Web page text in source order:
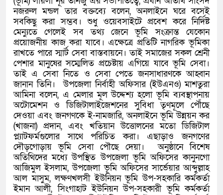
নজরুল মন্ডল তার বক্তব্যে বলেন, অনলাইনে ঘরে বসেই
সবকিছু করা সম্ভব। শুধু ওয়েবসাইটে প্রবেশ করে নির্দিষ্ট
মেন্যুতে গেলেই সব তথ্য জেনে ভূমি সংক্রান্ত যেকোন
প্রয়োজনীয় কাজ করা যাবে। এক্ষেত্রে প্রতিটি নাগরিক ভূমিকা
রাখতে পারে স্মার্ট সেবা বাস্তবায়নে। তাই সমাজের সকল শ্রেনী
পেশার মানুষের সম্মেলিত প্রচেষ্টায় এগিয়ে যাবে ভূমি সেবা।
তাই এ সেবা নিতে ও সেবা পেতে জনসাধারণকে আহ্বান
জানান তিনি। ‎ ‎উপজেলা নির্বাহী অফিসার (ইউএনও) মাশতুরা
আমিনা বলেন, এ মেলার মূল উদ্দেশ্য হলো ভূমি ব্যবস্থাপনায়
অটোমেশন ও ডিজিটালাইজেশনের সুবিধা তৃণমূলে পৌঁছে
দেওয়া এবং জনগণকে ই-নামজারি, অনলাইনে ভূমি উন্নয়ন কর
(খাজনা) প্রদান, এবং খতিয়ান উত্তোলনের মতো ডিজিটাল
প্ল্যাটফর্মগুলোর সাথে পরিচিত করা। এছাড়াও জনগণের
দৌড়গোড়ায় ভূমি সেবা পৌছে দেয়া। ‎ ‎অনুষ্ঠানে বিশেষ
অতিথিদের মধ্যে উপস্থিত উপজেলা ভূমি অফিসের কানুনগো
আজিমুল ইসলাম, উপজেলা ভূমি অফিসের সার্ভেয়ার আব্দুল্লাহ
আল মাসুম, লক্ষণখলসী ইউনিয়ন ভূমি উপ-সহকারি কর্মকর্তা
ইমান আলী, সিংগাহাট ইউনিয়ন উপ-সহকারী ভূমি কর্মকর্তা